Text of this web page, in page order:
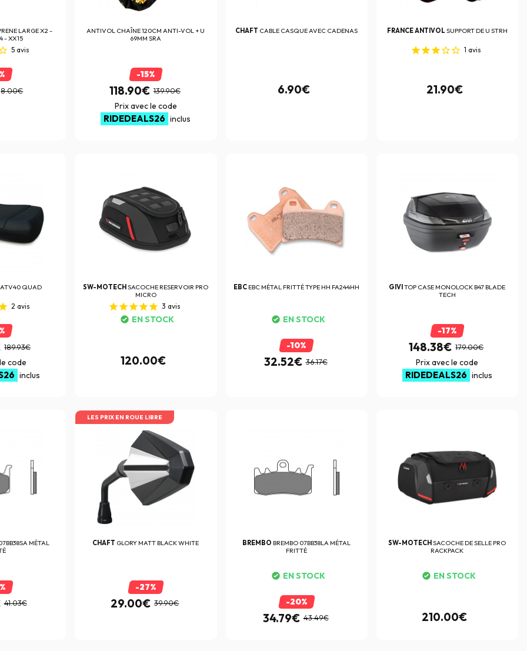
LARGE X2 -
- XX15
5 avis
8.00€
ANTIVOL CHAÎNE 120CM ANTI-VOL + U
69MM SRA
-15%
118.90€ 139.90€
Prix avec le code
RIDEDEALS26 inclus
CHAFT CABLE CASQUE AVEC CADENAS
6.90€
FRANCE ANTIVOL SUPPORT DE U STRH
1 avis
21.90€
ATV40 QUAD
2 avis
189.93€
code
inclus
SW-MOTECHSACOCHE RESERVOIR PRO
MICRO
3 avis
EN STOCK
120.00€
EBC EBC MÉTAL FRITTÉ TYPE HH FA244HH
EN STOCK
-10%
32.52€ 36.17€
GIVITOP CASE MONOLOCK B47 BLADE
TECH
-17%
148.38€ 179.00€
Prix avec le code
RIDEDEALS26 inclus
MÉTAL
41.03€
LES PRIX EN ROUE LIBRE
CHAFT GLORY MATT BLACK WHITE
-27%
29.00€ 39.90€
BREMBO BREMBO 07BB38LA MÉTAL
FRITTÉ
EN STOCK
-20%
34.79€ 43.49€
SW-MOTECHSACOCHE DE SELLE PRO
RACKPACK
EN STOCK
210.00€